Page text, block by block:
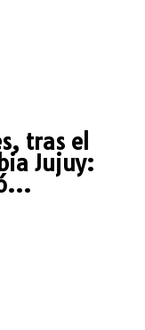
tras el
Jujuy: